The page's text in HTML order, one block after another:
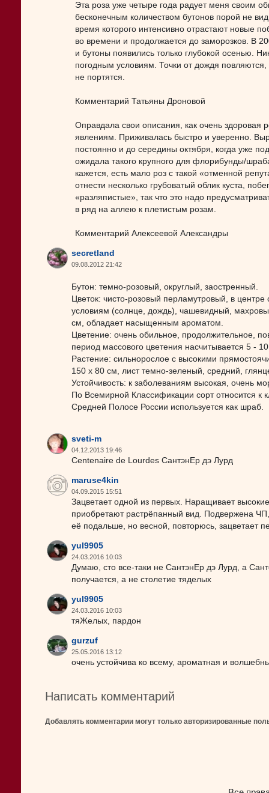
Эта роза уже четыре года радует меня своим
бесконечным количеством бутонов порой не
время которого интенсивно отрастают новые
во времени и продолжается до заморозков. В
и бутоны появились только глубокой осенью.
погодным условиям. Точки от дождя
не портятся.
Комментарий Татьяны Дроновой
Оправдала свои описания, как очень здоровая
явлениям. Приживалась быстро и уверенно.
постоянно и до середины октября, когда уже
ожидала такого крупного для флорибунды/
кажется, есть мало роз с такой «отменной
отнести несколько грубоватый облик куста,
«разляпистые», так что это надо
в ряд на аллею к плетистым розам.
Комментарий Алексеевой Александры
secretland
09.08.2012 21:42
Бутон: темно-розовый, округлый, заостренный.
Цветок: чисто-розовый перламутровый, в
условиям (солнце, дождь), чашевидный,
см, обладает насыщенным ароматом.
Цветение: очень обильное, продолжительное,
период массового цветения насчитывается 5 -
Растение: сильнорослое с высокими
150 х 80 см, лист темно-зеленый, средний,
Устойчивость: к заболеваниям высокая, очень
По Всемирной Классификации сорт относится
Средней Полосе России используется как шраб.
sveti-m
04.12.2013 19:46
Centenaire de Lourdes СантэнЕр дэ Лурд
maruse4kin
04.09.2015 15:51
Зацветает одной из первых. Наращивает
приобретают растрёпанный вид. Подвержена
её подальше, но весной, повторюсь, зацветает
yul9905
24.03.2016 10:03
Думаю, сто все-таки не СантэнЕр дэ Лурд, а
получается, а не столетие тяделых
yul9905
24.03.2016 10:03
тяЖелых, пардон
gurzuf
25.05.2016 13:12
очень устойчива ко всему, ароматная и
Написать комментарий
Добавлять комментарии могут только авторизированные